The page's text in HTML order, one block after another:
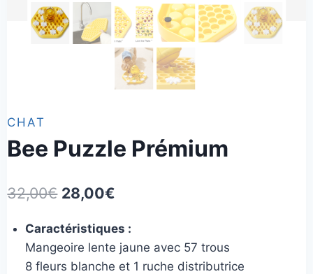
CHAT
Bee Puzzle Prémium
32,00€ Le
initial
était :
28,00€
actuel
est :
Caractéristiques :
Mangeoire lente jaune avec 57 trous
8 fleurs blanche et 1 ruche distributrice